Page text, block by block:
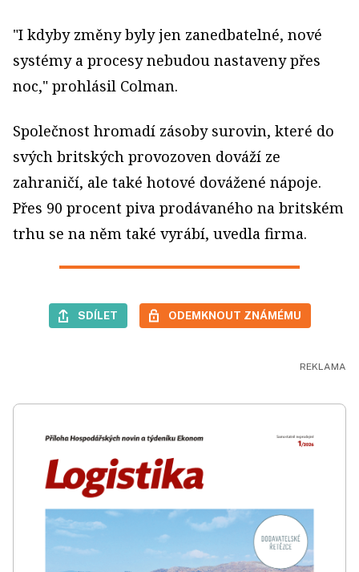
"I kdyby změny byly jen zanedbatelné, nové
systémy a procesy nebudou nastaveny přes
noc," prohlásil Colman.
Společnost hromadí zásoby surovin, které do
svých britských provozoven dováží ze
zahraničí, ale také hotové dovážené nápoje.
Přes 90 procent piva prodávaného na britském
trhu se na něm také vyrábí, uvedla firma.
SDÍLET ODEMKNOUT ZNÁMÉMU